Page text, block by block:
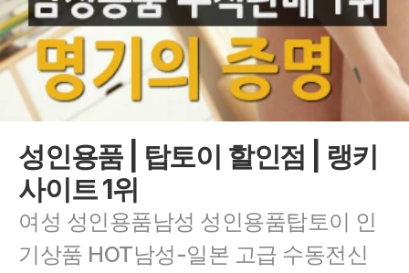
성인용품 | 탑토이 할인점 | 랭키
사이트 1위
여성 성인용품남성 성인용품탑토이 인
기상품 HOT남성-일본 고급 수동전신